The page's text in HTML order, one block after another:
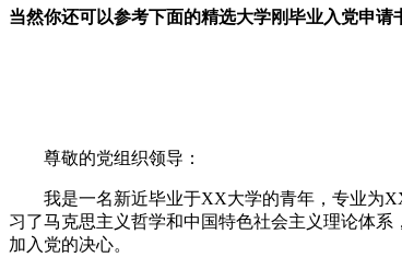
当然你还可以参考下面的精选大学刚毕业入党申请
尊敬的党组织领导：
我是一名新近毕业于XX大学的青年，专业为
习了马克思主义哲学和中国特色社会主义理论体
加入党的决心。